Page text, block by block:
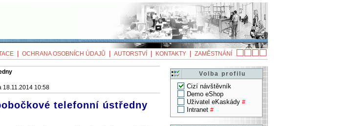
OCHRANA OSOBNÍCH ÚDAJŮ AUTORSTVÍ KONTAKTY ZAMĚSTNÁNÍ
Volba profilu
Cizí návštěvník
Demo eShop
Uživatel eKaskády #
Intranet #
18.11.2014 10:58
telefonní ústředny